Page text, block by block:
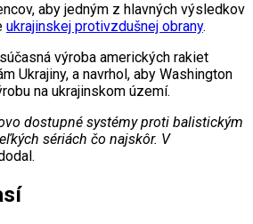
aby jedným z hlavných výsledkov
ukrajinskej protivzdušnej obrany.
výroba amerických rakiet
Ukrajiny, a navrhol, aby Washington
na ukrajinskom území.
dostupné systémy proti balistickým
sériách čo najskôr. V